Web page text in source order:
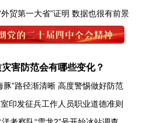
外贸第一大省”证明 数据也很有前景
害防范会有哪些变化？
豚”路径渐清晰 高度警惕做好防范
印发征兵工作人员职业道德准则